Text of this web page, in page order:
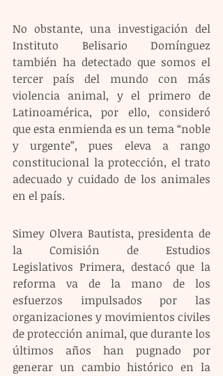
No obstante, una investigación del
Instituto Belisario Domínguez
también ha detectado que somos el
tercer país del mundo con más
violencia animal, y el primero de
Latinoamérica, por ello, consideró
que esta enmienda es un tema “noble
y urgente”, pues eleva a rango
constitucional la protección, el trato
adecuado y cuidado de los animales
en el país.
Simey Olvera Bautista, presidenta de
la Comisión de Estudios
Legislativos Primera, destacó que la
reforma va de la mano de los
esfuerzos impulsados por las
organizaciones y movimientos civiles
de protección animal, que durante los
últimos años han pugnado por
generar un cambio histórico en la